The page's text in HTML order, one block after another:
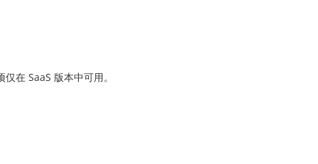
在 SaaS 版本中可用。